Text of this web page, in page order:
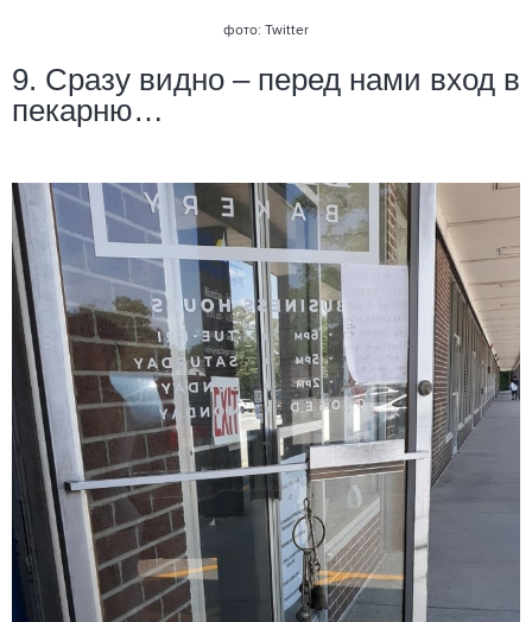
фото: Twitter
9. Сразу видно – перед нами вход в
пекарню…